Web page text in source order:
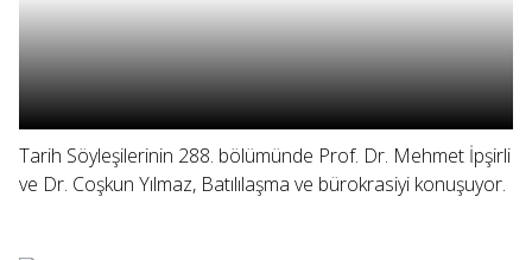
Tarih Söyleşilerinin 288. bölümünde Prof. Dr. Mehmet İpşirli
ve Dr. Coşkun Yılmaz, Batılılaşma ve bürokrasiyi konuşuyor.